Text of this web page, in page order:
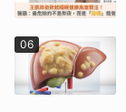
06